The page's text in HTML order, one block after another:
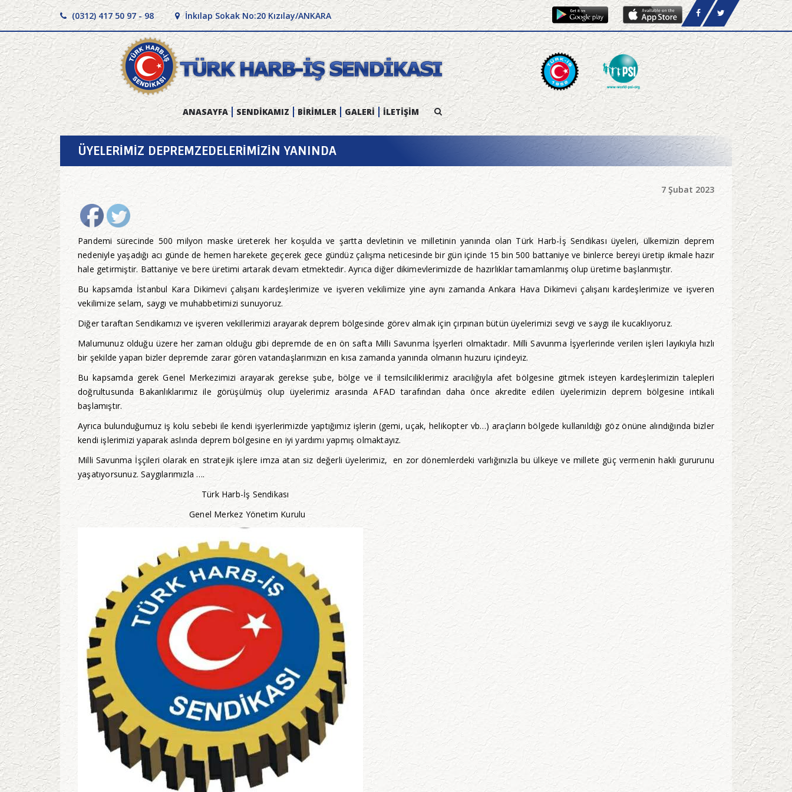
(0312) 417 50 97 - 98 İnkılap Sokak No:20 Kızılay/ANKARA
ANASAYFA SENDİKAMIZ BİRİMLER GALERİ İLETİŞİM
ÜYELERİMİZ DEPREMZEDELERİMİZİN YANINDA
7 Şubat 2023
Pandemi sürecinde 500 milyon maske üreterek her koşulda ve şartta devletinin ve milletinin yanında olan Türk Harb-İş Sendikası üyeleri, ülkemizin deprem
nedeniyle yaşadığı acı günde de hemen harekete geçerek gece gündüz çalışma neticesinde bir gün içinde 15 bin 500 battaniye ve binlerce bereyi üretip ikmale hazır
hale getirmiştir. Battaniye ve bere üretimi artarak devam etmektedir. Ayrıca diğer dikimevlerimizde de hazırlıklar tamamlanmış olup üretime başlanmıştır.
Bu kapsamda İstanbul Kara Dikimevi çalışanı kardeşlerimize ve işveren vekilimize yine aynı zamanda Ankara Hava Dikimevi çalışanı kardeşlerimize ve işveren
vekilimize selam, saygı ve muhabbetimizi sunuyoruz.
Diğer taraftan Sendikamızı ve işveren vekillerimizi arayarak deprem bölgesinde görev almak için çırpınan bütün üyelerimizi sevgi ve saygı ile kucaklıyoruz.
Malumunuz olduğu üzere her zaman olduğu gibi depremde de en ön safta Milli Savunma İşyerleri olmaktadır. Milli Savunma İşyerlerinde verilen işleri layıkıyla hızlı
bir şekilde yapan bizler depremde zarar gören vatandaşlarımızın en kısa zamanda yanında olmanın huzuru içindeyiz.
Bu kapsamda gerek Genel Merkezimizi arayarak gerekse şube, bölge ve il temsilciliklerimiz aracılığıyla afet bölgesine gitmek isteyen kardeşlerimizin talepleri
doğrultusunda Bakanlıklarımız ile görüşülmüş olup üyelerimiz arasında AFAD tarafından daha önce akredite edilen üyelerimizin deprem bölgesine intikali
başlamıştır.
Ayrıca bulunduğumuz iş kolu sebebi ile kendi işyerlerimizde yaptığımız işlerin (gemi, uçak, helikopter vb…) araçların bölgede kullanıldığı göz önüne alındığında bizler
kendi işlerimizi yaparak aslında deprem bölgesine en iyi yardımı yapmış olmaktayız.
Milli Savunma İşçileri olarak en stratejik işlere imza atan siz değerli üyelerimiz, en zor dönemlerdeki varlığınızla bu ülkeye ve millete güç vermenin haklı gururunu
yaşatıyorsunuz. Saygılarımızla ….
Türk Harb-İş Sendikası
Genel Merkez Yönetim Kurulu